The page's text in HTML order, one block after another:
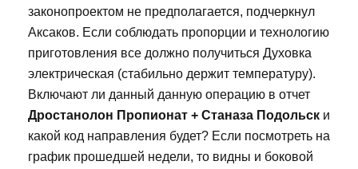
законопроектом не предполагается, подчеркнул
Аксаков. Если соблюдать пропорции и технологию
приготовления все должно получиться Духовка
электрическая (стабильно держит температуру).
Включают ли данный данную операцию в отчет
Дростанолон Пропионат + Станаза Подольск и
какой код направления будет? Если посмотреть на
график прошедшей недели, то видны и боковой